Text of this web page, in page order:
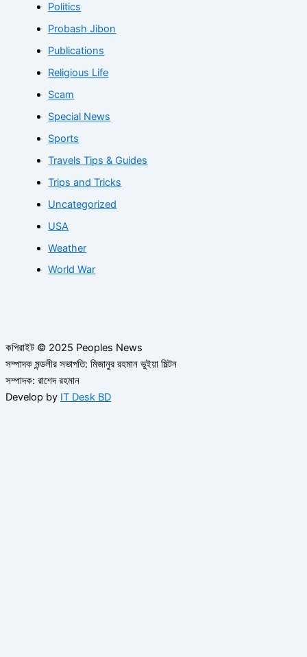
Politics
Probash Jibon
Publications
Religious Life
Scam
Special News
Sports
Travels Tips & Guides
Trips and Tricks
Uncategorized
USA
Weather
World War
কপিরাইট © 2025 Peoples News
সম্পাদক মন্ডলীর সভাপতি: মিজানুর রহমান ভুইয়া মিল্টন
সম্পাদক: রাশেদ রহমান
Develop by IT Desk BD